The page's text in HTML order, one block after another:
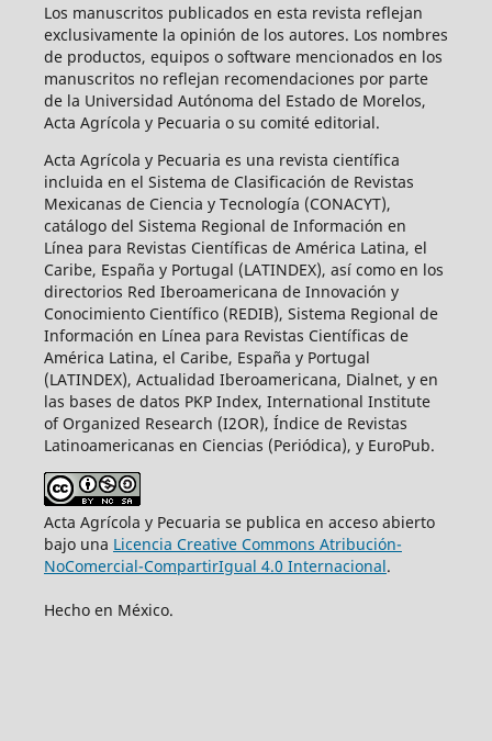
Los manuscritos publicados en esta revista reflejan
exclusivamente la opinión de los autores. Los nombres
de productos, equipos o software mencionados en los
manuscritos no reflejan recomendaciones por parte
de la Universidad Autónoma del Estado de Morelos,
Acta Agrícola y Pecuaria o su comité editorial.
Acta Agrícola y Pecuaria es una revista científica
incluida en el Sistema de Clasificación de Revistas
Mexicanas de Ciencia y Tecnología (CONACYT),
catálogo del Sistema Regional de Información en
Línea para Revistas Científicas de América Latina, el
Caribe, España y Portugal (LATINDEX), así como en los
directorios Red Iberoamericana de Innovación y
Conocimiento Científico (REDIB), Sistema Regional de
Información en Línea para Revistas Científicas de
América Latina, el Caribe, España y Portugal
(LATINDEX), Actualidad Iberoamericana, Dialnet, y en
las bases de datos PKP Index, International Institute
of Organized Research (I2OR), Índice de Revistas
Latinoamericanas en Ciencias (Periódica), y EuroPub.
Acta Agrícola y Pecuaria se publica en acceso abierto
bajo una Licencia Creative Commons Atribución-
NoComercial-CompartirIgual 4.0 Internacional.
Hecho en México.